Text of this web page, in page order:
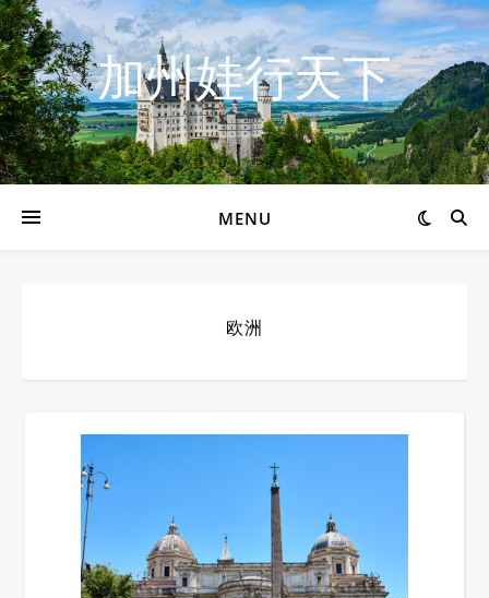
加州娃行天下
MENU
欧洲